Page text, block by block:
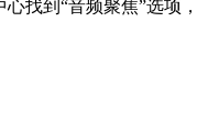
找到“音频聚焦”选项，